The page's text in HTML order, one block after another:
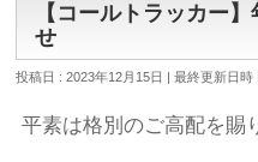
【コールトラッカー
せ
投稿日 : 2023年12月15日 最終更新日時
平素は格別のご高配を賜